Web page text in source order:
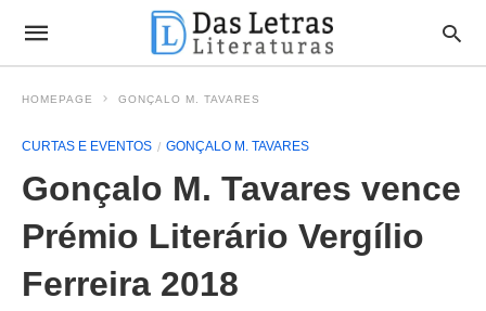
HOMEPAGE GONÇALO M. TAVARES
CURTAS E EVENTOS GONÇALO M. TAVARES
Gonçalo M. Tavares vence
Prémio Literário Vergílio
Ferreira 2018